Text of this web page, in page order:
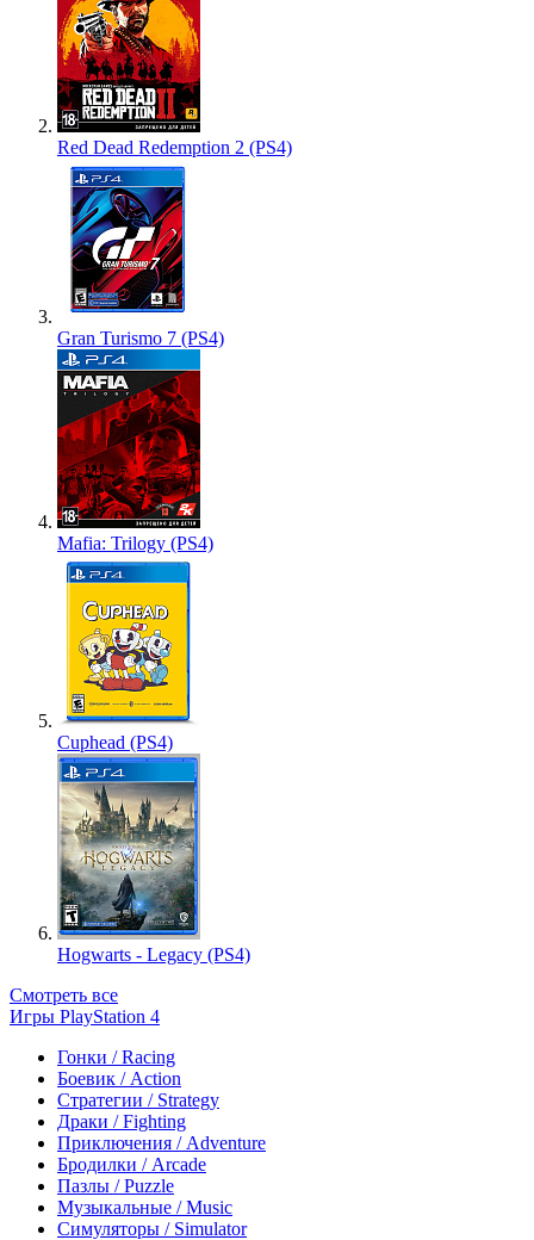
Red Dead Redemption 2 (PS4)
Gran Turismo 7 (PS4)
Mafia: Trilogy (PS4)
Cuphead (PS4)
Hogwarts - Legacy (PS4)
Смотреть все
Игры PlayStation 4
Гонки / Racing
Боевик / Action
Стратегии / Strategy
Драки / Fighting
Приключения / Adventure
Бродилки / Arcade
Пазлы / Puzzle
Музыкальные / Music
Симуляторы / Simulator